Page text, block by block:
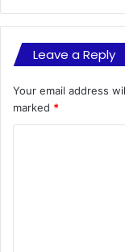
Leave a Reply
Your email address
marked *